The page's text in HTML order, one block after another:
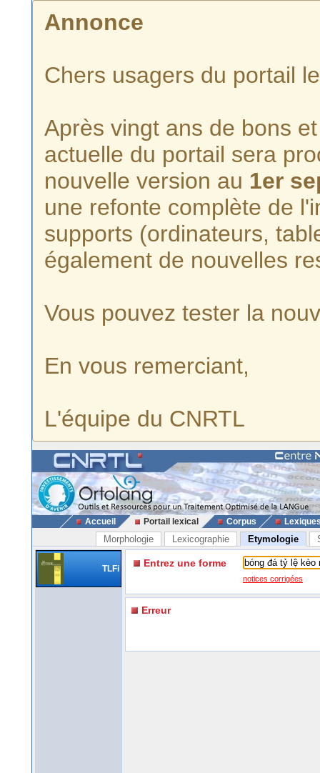
Annonce
Chers usagers du portail
Après vingt ans de bons
actuelle du portail sera
nouvelle version au 1er
une refonte complète de
supports (ordinateurs,
également de nouvelles
Vous pouvez tester la
En vous remerciant,
L'équipe du CNRTL
Accueil Portail lexical Corpus
Morphologie Lexicographie Etymologie
TLFi Entrez une forme
notices corrigées
Erreur